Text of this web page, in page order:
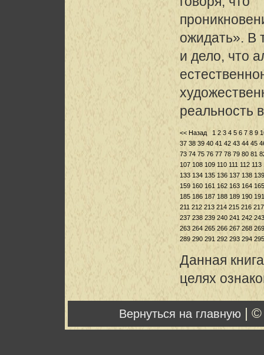
ожидать». В
и дело, что
реальность
<< Назад 1 2 3 4 5 6 7 8 9
37 38 39 40 41 42 43 44 45
73 74 75 76 77 78 79 80 81
107 108 109 110 111 112 113
133 134 135 136 137 138 139
159 160 161 162 163 164 165
185 186 187 188 189 190 191
211 212 213 214 215 216 217
237 238 239 240 241 242 243
263 264 265 266 267 268 269
289 290 291 292 293 294 295
Данная
целях
Вернуться на главную |